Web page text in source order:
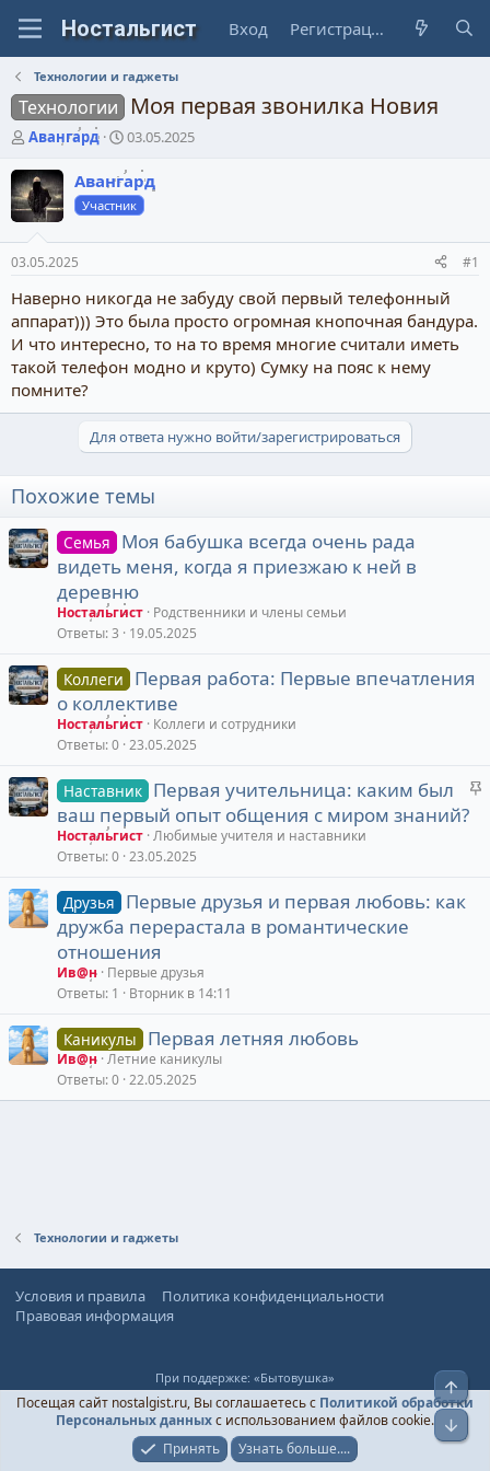
Вход Регистрация
Технологии и гаджеты
Технологии Моя первая звонилка Новия
А
т
о
р
е
м
ы
Авангард
Д
т
а
н
л
а
03.05.2025
Авангард
Участник
03.05.2025 #1
Наверно никогда не забуду свой первый телефонный
аппарат))) Это была просто огромная кнопочная бандура.
И что интересно, то на то время многие считали иметь
такой телефон модно и круто) Сумку на пояс к нему
помните?
Для ответа нужно войти/зарегистрироваться
Похожие темы
Семья
Моя бабушка всегда очень рада
видеть меня, когда я приезжаю к ней в
деревню
Ностальгист Родственники и члены семьи
Ответы 3 19.05.2025
Коллеги
Первая работа: Первые впечатления
о коллективе
Ностальгист Коллеги и сотрудники
Ответы 0 23.05.2025
З
Наставник Первая учительница: каким был
ваш первый опыт общения с миром знаний?
Ностальгист Любимые учителя и наставники
Ответы 0 23.05.2025
Друзья
Первые друзья и первая любовь: как
дружба перерастала в романтические
отношения
Ив@н Первые друзья
Ответы 1 Вторник в 14:11
Каникулы Первая летняя любовь
Ив@н Летние каникулы
Ответы 0 22.05.2025
Технологии и гаджеты
Условия и правила
Политика конфиденциальности
Правовая информация
При поддержке: «Бытовушка»
© Ностальгист, 2024-2026
Посещая сайт nostalgist.ru, Вы соглашаетесь с Политикой обработки
Персональных данныхс использованием файлов cookie.
Принять
Узнать больше....
Верх